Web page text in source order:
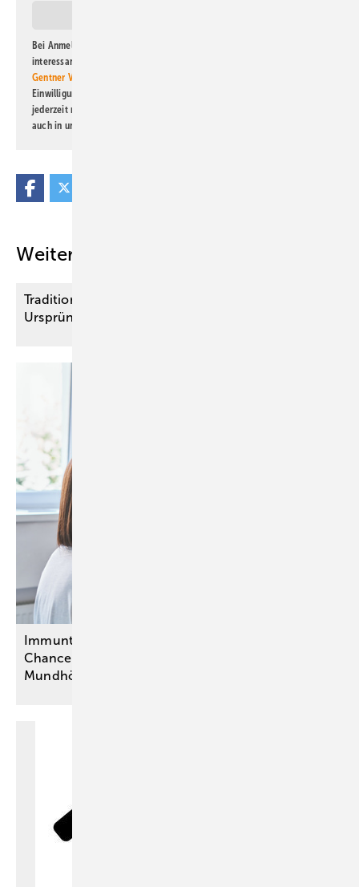
Bei Anmeldung zu diesem Newsletter bin ich damit einverstanden, über
interessante Verlags- und Online-Angebote
Gentner Verlag GmbH & Co. KG
Einwilligung kann ich jederzeit widerrufen und eine Abmeldung ist
jederzeit möglich. Informationen zum Umgang mit Daten finden Sie
auch in unserer
Weitere Inhalte
Traditionelle Chinesische Medizin (TCM):
Ursprünge und moderne
Immuntherapie: Pembrolizumab eröffnet erstmals
Chance auf Heilung bei fortgeschrittenem
Mundhöhlenkrebs